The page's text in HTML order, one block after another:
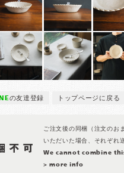
の友達登録 トップページに戻る
ご注文後の同梱（注文のお
いただいた場合、それぞれ
We cannot combine
> more info